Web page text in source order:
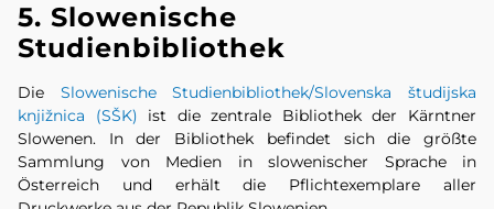
5. Slowenische
Studienbibliothek
Die Slowenische Studienbibliothek/Slovenska študijska
knjižnica (SŠK) ist die zentrale Bibliothek der Kärntner
Slowenen. In der Bibliothek befindet sich die größte
Sammlung von Medien in slowenischer Sprache in
Österreich und erhält die Pflichtexemplare aller